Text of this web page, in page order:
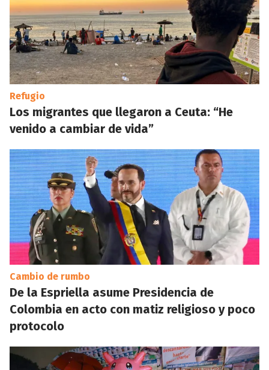
Refugio
Los migrantes que llegaron a Ceuta: “He
venido a cambiar de vida”
Cambio de rumbo
De la Espriella asume Presidencia de
Colombia en acto con matiz religioso y poco
protocolo